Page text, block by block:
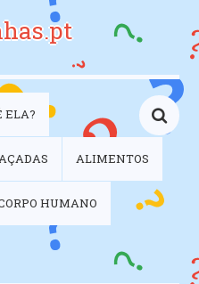
ELA?
ALIMENTOS
HUMANO